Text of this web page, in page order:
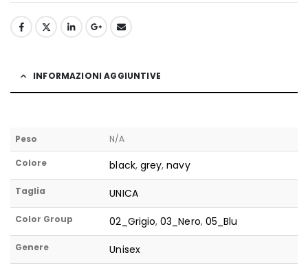
INFORMAZIONI AGGIUNTIVE
Peso N/A
Colore black, grey,navy
Taglia UNICA
Color Group 02_Grigio,03_Nero, 05_Blu
Genere Unisex